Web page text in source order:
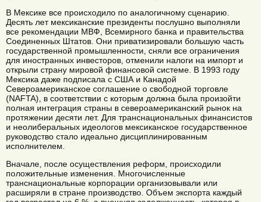
В Мексике все происходило по аналогичному сценарию.
Десять лет мексиканские президенты послушно выполняли
все рекомендации МВФ, Всемирного банка и правительства
Соединенных Штатов. Они приватизировали большую часть
государственной промышленности, сняли все ограничения
для иностранных инвесторов, отменили налоги на импорт и
открыли страну мировой финансовой системе. В 1993 году
Мексика даже подписала с США и Канадой
Североамериканское соглашение о свободной торговле
(NAFTA), в соответствии с которым должна была произойти
полная интеграция страны в североамериканский рынок на
протяжении десяти лет. Для транснациональных финансистов
и неолиберальных идеологов мексиканское государственное
руководство стало идеально дисциплинированным
исполнителем.
Вначале, после осуществления реформ, происходили
положительные изменения. Многочисленные
транснациональные корпорации организовывали или
расширяли в стране производство. Объем экспорта каждый